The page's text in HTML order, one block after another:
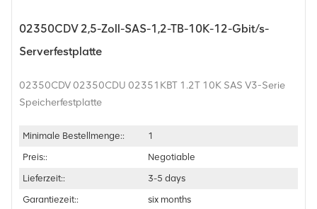
02350CDV 2,5-Zoll-SAS-1,2-TB-10K-12-Gbit/s-
Serverfestplatte
02350CDV 02350CDU 02351KBT 1.2T 10K SAS V3-Serie
Speicherfestplatte
Minimale Bestellmenge::
1
Preis::
Negotiable
Lieferzeit::
3-5 days
Garantiezeit::
six months